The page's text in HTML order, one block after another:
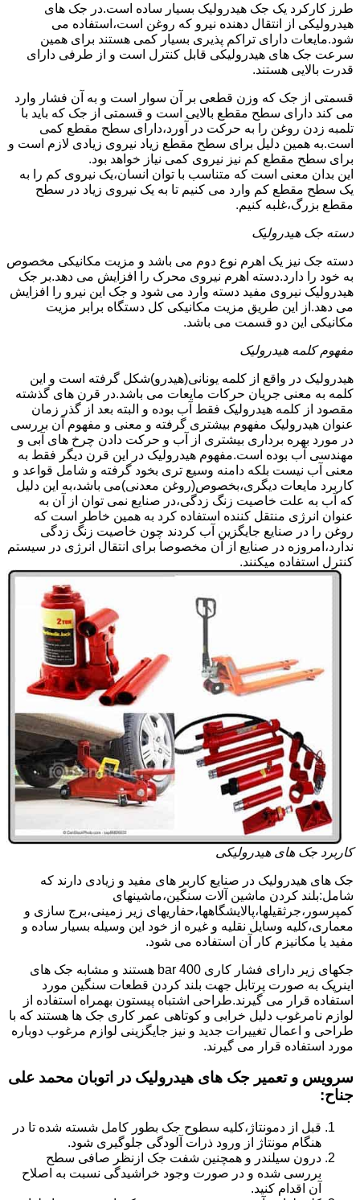
طرز کارکرد یک جک هیدرولیک بسیار ساده است.در جک های
هیدرولیکی از انتقال دهنده نیرو که روغن است،استفاده می
شود.مایعات دارای تراکم پذیری بسیار کمی هستند برای همین
سرعت جک های هیدرولیکی قابل کنترل است و از طرفی دارای
قدرت بالایی هستند.
قسمتی از جک که وزن قطعی بر آن سوار است و به آن فشار وارد
می کند دارای سطح مقطع بالایی است و قسمتی از جک که باید با
تلمبه زدن روغن را به حرکت در آورد،دارای سطح مقطع کمی
است.به همین دلیل برای سطح مقطع زیاد نیروی زیادی لازم است و
برای سطح مقطع کم نیز نیروی کمی نیاز خواهد بود.
این بدان معنی است که متناسب با توان انسان،یک نیروی کم را به
یک سطح مقطع کم وارد می کنیم تا به یک نیروی زیاد در سطح
مقطع بزرگ،غلبه کنیم.
دسته جک هیدرولیک
دسته جک نیز یک اهرم نوع دوم می باشد و مزیت مکانیکی مخصوص
به خود را دارد.دسته اهرم نیروی محرک را افزایش می دهد.بر جک
هیدرولیک نیروی مفید دسته وارد می شود و جک این نیرو را افزایش
می دهد.از این طریق مزیت مکانیکی کل دستگاه برابر مزیت
مکانیکی این دو قسمت می باشد.
مفهوم کلمه هیدرولیک
هیدرولیک در واقع از کلمه یونانی(هیدرو)شکل گرفته است و این
کلمه به معنی جریان حرکات مایعات می باشد.در قرن های گذشته
مقصود از کلمه هیدرولیک فقط آب بوده و البته بعد از گذر زمان
عنوان هیدرولیک مفهوم بیشتری گرفته و معنی و مفهوم آن بررسی
در مورد بهره برداری بیشتری از آب و حرکت دادن چرخ های آبی و
مهندسی آب بوده است.مفهوم هیدرولیک در این قرن دیگر فقط به
معنی آب نیست بلکه دامنه وسیع تری بخود گرفته و شامل قواعد و
کاربرد مایعات دیگری،بخصوص(روغن معدنی)می باشد،به این دلیل
که آب به علت خاصیت زنگ زدگی،در صنایع نمی توان از آن به
عنوان انرژی منتقل کننده استفاده کرد به همین خاطر است که
روغن را در صنایع جایگزین آب کردند چون خاصیت زنگ زدگی
ندارد،امروزه در صنایع از آن مخصوصا برای انتقال انرژی در سیستم
کنترل استفاده میکنند.
کاربرد جک های هیدرولیکی
جک های هیدرولیک در صنایع کاربر های مفید و زیادی دارند که
شامل:بلند کردن ماشین آلات سنگین،ماشینهای
کمپرسور،جرثقیلها،پالایشگاهها،حفاریهای زیر زمینی،برج سازی و
معماری،کلیه وسایل نقلیه و غیره از خود این وسیله بسیار ساده و
مفید یا مکانیزم کار آن استفاده می شود.
جکهای زیر دارای فشار کاری 400 bar هستند و مشابه جک های
اینرپک به صورت پرتابل جهت بلند کردن قطعات سنگین مورد
استفاده قرار می گیرند.طراحی اشتباه پیستون بهمراه استفاده از
لوازم نامرغوب دلیل خرابی و کوتاهی عمر کاری جک ها هستند که با
طراحی و اعمال تغییرات جدید و نیز جایگزینی لوازم مرغوب دوباره
مورد استفاده قرار می گیرند.
سرویس و تعمیر جک های هیدرولیک در اتوبان محمد علی
جناح:
قبل از دمونتاژ،کلیه سطوح جک بطور کامل شسته شده تا در
هنگام مونتاژ از ورود ذرات آلودگی جلوگیری شود.
درون سیلندر و همچنین شفت جک ازنظر صافی سطح
بررسی شده و در صورت وجود خراشیدگی نسبت به اصلاح
آن اقدام کنید.